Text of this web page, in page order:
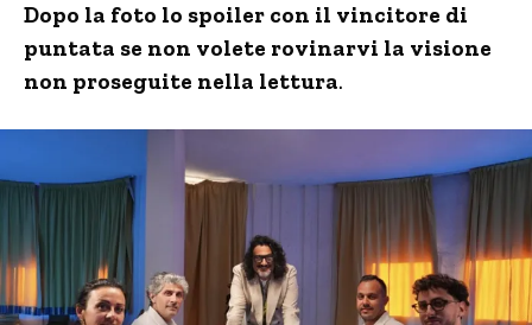
Dopo la foto lo spoiler con il vincitore di
puntata se non volete rovinarvi la visione
non proseguite nella lettura.